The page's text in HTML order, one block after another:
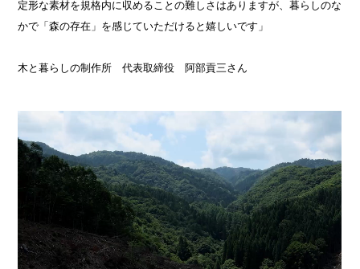
定形な素材を規格内に収めることの難しさはありますが、暮らしのな
かで「森の存在」を感じていただけると嬉しいです」
木と暮らしの制作所 代表取締役 阿部貢三さん